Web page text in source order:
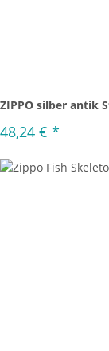
ZIPPO silber antik
48,24 € *